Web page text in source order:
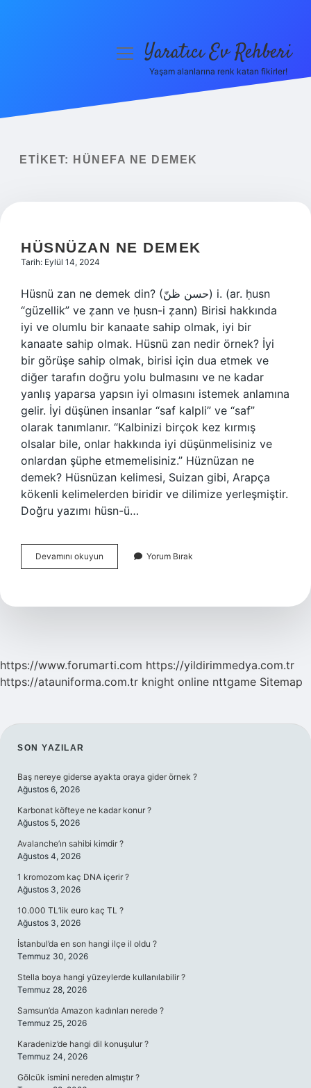
Yasal Uyarı
menüyüYaratıcı Ev Rehberi
Yaşam alanlarına renk katan fikirler!
ETIKET: HÜNEFA NE DEMEK
HÜSNÜZAN NE DEMEK
Tarih: Eylül 14, 2024
Hüsnü zan ne demek din? (ﺣﺴﻦ ﻇﻦّ) i. (ar. ḥusn
“güzellik” ve ẓann ve ḥusn-i ẓann) Birisi hakkında
iyi ve olumlu bir kanaate sahip olmak, iyi bir
kanaate sahip olmak. Hüsnü zan nedir örnek? İyi
bir görüşe sahip olmak, birisi için dua etmek ve
diğer tarafın doğru yolu bulmasını ve ne kadar
yanlış yaparsa yapsın iyi olmasını istemek anlamına
gelir. İyi düşünen insanlar “saf kalpli” ve “saf”
olarak tanımlanır. “Kalbinizi birçok kez kırmış
olsalar bile, onlar hakkında iyi düşünmelisiniz ve
onlardan şüphe etmemelisiniz.” Hüznüzan ne
demek? Hüsnüzan kelimesi, Suizan gibi, Arapça
kökenli kelimelerden biridir ve dilimize yerleşmiştir.
Doğru yazımı hüsn-ü…
Devamını okuyun Hüsnüzan
Ne
Yorum Bırak
https://www.forumarti.com https://yildirimmedya.com.tr
https://atauniforma.com.tr knight online nttgame Sitemap
SIDEBAR
SON YAZILAR
Baş nereye giderse ayakta oraya gider örnek ?
Ağustos 6, 2026
Karbonat köfteye ne kadar konur ?
Ağustos 5, 2026
Avalanche’ın sahibi kimdir ?
Ağustos 4, 2026
1 kromozom kaç DNA içerir ?
Ağustos 3, 2026
10.000 TL’lik euro kaç TL ?
Ağustos 3, 2026
İstanbul’da en son hangi ilçe il oldu ?
Temmuz 30, 2026
Stella boya hangi yüzeylerde kullanılabilir ?
Temmuz 28, 2026
Samsun’da Amazon kadınları nerede ?
Temmuz 25, 2026
Karadeniz’de hangi dil konuşulur ?
Temmuz 24, 2026
Gölcük ismini nereden almıştır ?